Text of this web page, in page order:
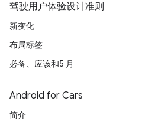
驾驶用户体验设计准则
新变化
布局标签
必备、应该和5 月
Android for Cars
简介